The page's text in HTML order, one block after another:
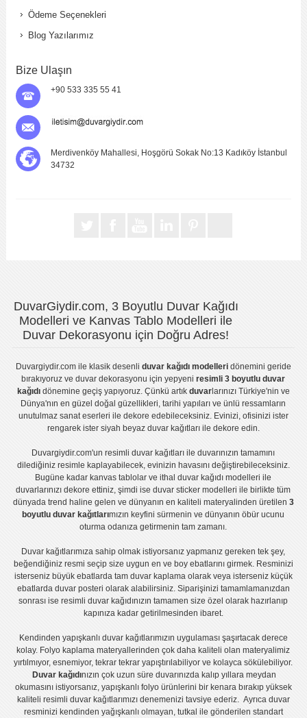
Ödeme Seçenekleri
Blog Yazılarımız
Bize Ulaşın
+90 533 335 55 41
Merdivenköy Mahallesi, Hoşgörü Sokak No:13 Kadıköy İstanbul
34732
DuvarGiydir.com, 3 Boyutlu Duvar Kağıdı
Modelleri ve Kanvas Tablo Modelleri ile
Duvar Dekorasyonu için Doğru Adres!
Duvargiydir.comile klasik desenli duvar kağıdı modelleridönemini geride
bırakıyoruz veduvar dekorasyonu için yepyeniresimli 3 boyutlu duvar
kağıdıdönemine geçiş yapıyoruz. Çünkü artık duvarlarınızı Türkiye'nin ve
Dünya'nın en güzel doğal güzellikleri, tarihi yapıları ve ünlü ressamların
unutulmaz sanat eserleri ile dekore edebileceksiniz. Evinizi, ofisinizi ister
rengarek ister siyah beyaz duvar kağıtlarıile dekore edin.
Duvargiydir.com'unresimli duvar kağıtları ile duvarınızın tamamını
dilediğiniz resimle kaplayabilecek, evinizin havasını değiştirebileceksiniz.
Bugüne kadar kanvas tablo lar veithal duvar kağıdı modelleri ile
duvarlarınızı dekore ettiniz, şimdi iseduvar sticker modelleri ile birlikte tüm
dünyada trend haline gelen ve dünyanın en kaliteli materyalinden üretilen 3
boyutlu duvar kağıtlarımızın keyfini sürmenin ve dünyanın öbür ucunu
oturma odanıza getirmenin tam zamanı.
Duvar kağıtlarımıza sahip olmak istiyorsanız yapmanız gereken tek şey,
beğendiğiniz resmi seçip size uygun en ve boy ebatlarını girmek. Resminizi
isterseniz büyük ebatlarda tam duvar kaplamaolarak veya isterseniz küçük
ebatlarda duvar posteri olarak alabilirsiniz. Siparişinizi tamamlamanızdan
sonrası iseresimli duvar kağıdınızın tamamen size özel olarak hazırlanıp
kapınıza kadar getirilmesinden ibaret.
Kendinden yapışkanlı duvar kağıtlarımızın uygulamasışaşırtacak derece
kolay. Folyo kaplama materyallerinden çok daha kaliteli olanmateryalimiz
yırtılmıyor, esnemiyor, tekrar tekrar yapıştırılabiliyor ve kolayca sökülebiliyor.
Duvar kağıdınızın çok uzun süre duvarınızda kalıp yıllara meydan
okumasını istiyorsanız, yapışkanlı folyoürünlerini bir kenara bırakıp yüksek
kaliteli resimli duvar kağıtlarımızı denemenizi tavsiye ederiz. Ayrıca duvar
resminizi kendinden yağışkanlı olmayan, tutkal ile gönderilen standart